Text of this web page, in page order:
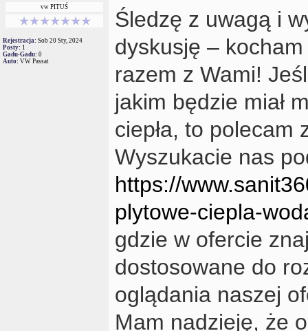
vw PITUŚ
Rejestracja: Sob 20 Sty, 2024
Posty: 1
Gadu-Gadu: 0
Auto: VW Passat
Śledzę z uwagą i
dyskusję –
razem z Wami!
jakim będzie miał
ciepła, to polecam
Wyszukacie nas
https://
plytowe-ciepla-
gdzie w ofercie
dostosowane do
oglądania naszej
Mam nadzieję, że